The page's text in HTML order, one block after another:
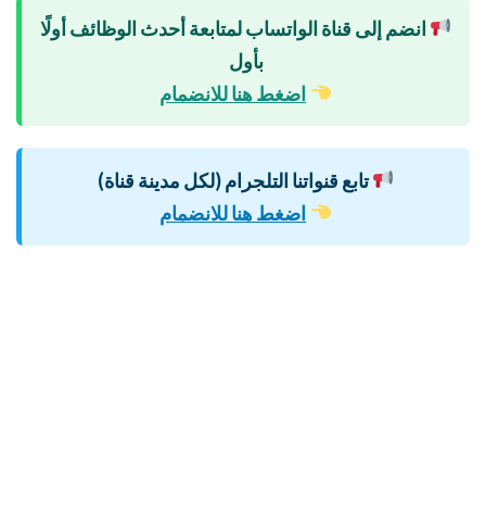
انضم إلى قناة الواتساب لمتابعة أحدث الوظائف أولًا
بأول
اضغط هنا للانضمام
تابع قنواتنا التلجرام (لكل مدينة قناة)
اضغط هنا للانضمام